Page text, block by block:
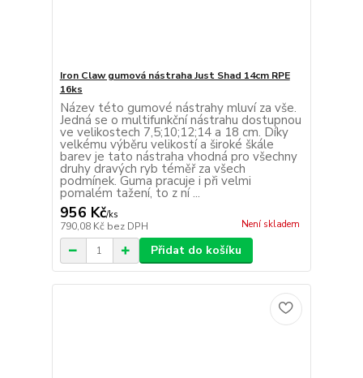
Iron Claw gumová nástraha Just Shad 14cm RPE
16ks
Název této gumové nástrahy mluví za vše.
Jedná se o multifunkční nástrahu dostupnou
ve velikostech 7,5;10;12;14 a 18 cm. Díky
velkému výběru velikostí a široké škále
barev je tato nástraha vhodná pro všechny
druhy dravých ryb téměř za všech
podmínek. Guma pracuje i při velmi
pomalém tažení, to z ní ...
956 Kč/ks
790,08 Kč bez DPH Není skladem
Přidat do košíku